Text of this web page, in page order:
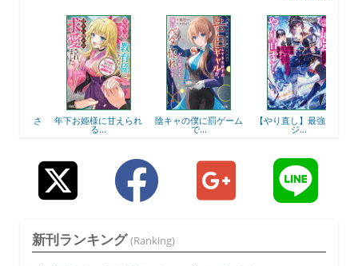
年下お姫様に甘えられ
る...
陰キャの僕に罰ゲーム
で...
【やり直し】最強ダン
ジ...
新刊ランキング (Ranking)